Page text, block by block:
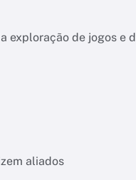
exploração de jogos e
aliados